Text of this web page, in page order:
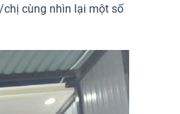
chị cùng nhìn lại một số